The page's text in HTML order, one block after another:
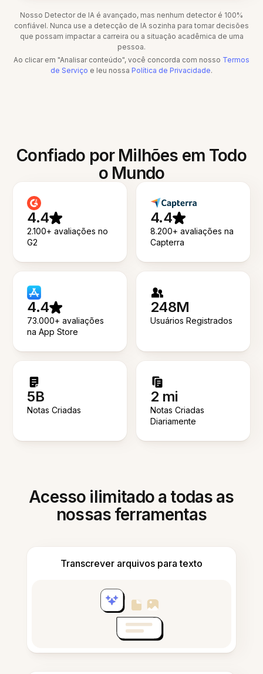
Nosso Detector de IA é avançado, mas nenhum detector é 100%
confiável. Nunca use a detecção de IA sozinha para tomar decisões
que possam impactar a carreira ou a situação acadêmica de uma
pessoa.
Ao clicar em "Analisar conteúdo", você concorda com nosso Termos
de Serviço e leu nossa Política de Privacidade.
Confiado por Milhões em Todo
o Mundo
4.4
2.100+ avaliações no
G2
4.4
8.200+ avaliações na
Capterra
4.4
73.000+ avaliações
na App Store
248M
Usuários Registrados
5B
Notas Criadas
2 mi
Notas Criadas
Diariamente
Acesso ilimitado a todas as
nossas ferramentas
Transcrever arquivos para texto